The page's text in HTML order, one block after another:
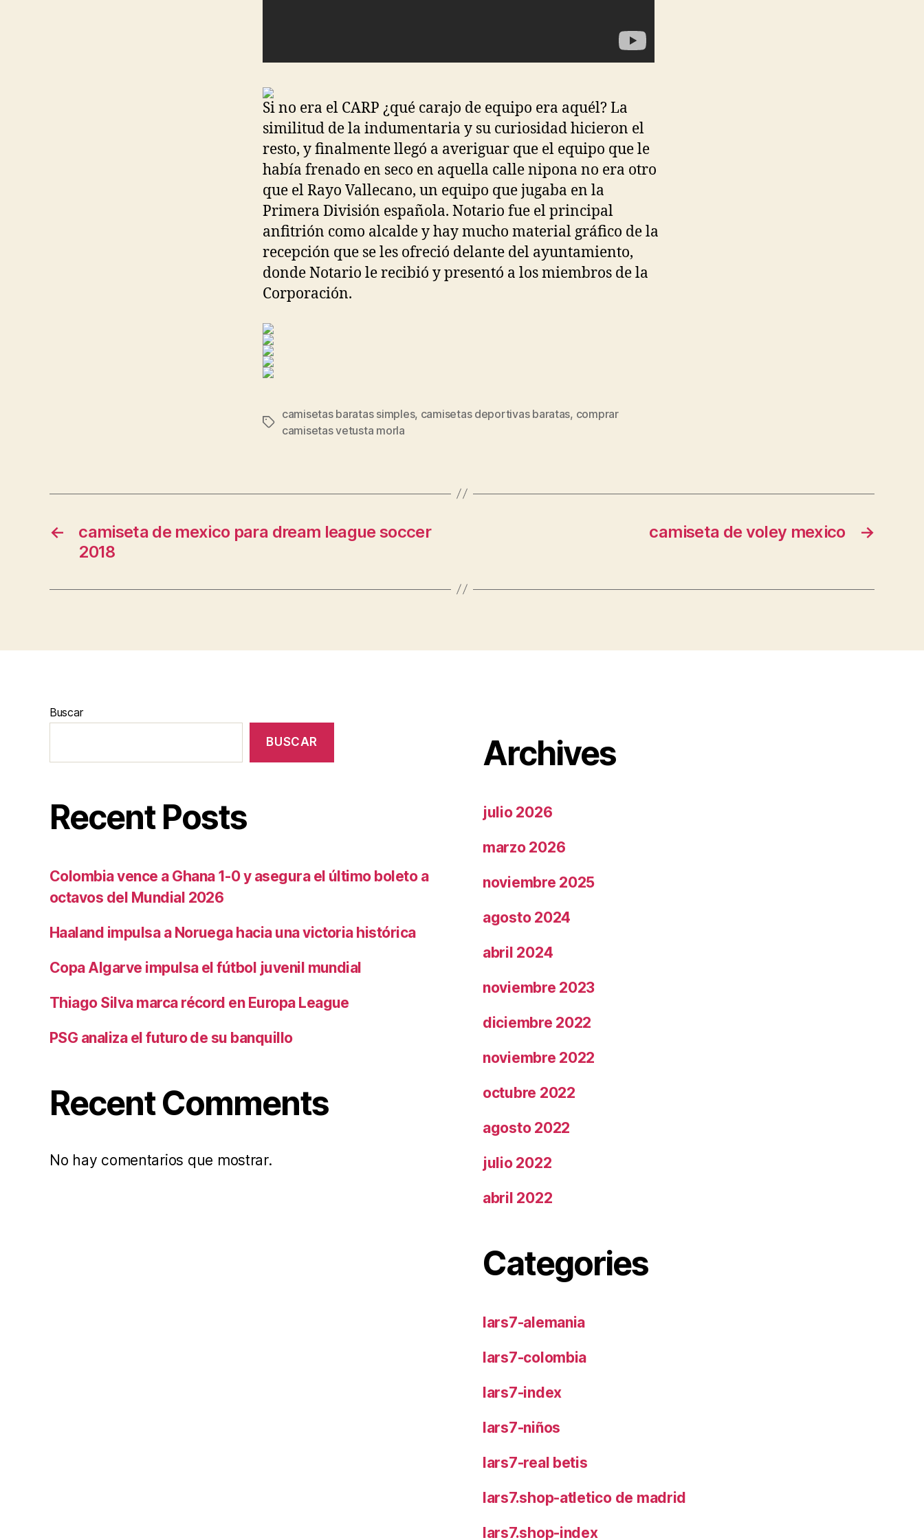
Si no era el CARP ¿qué carajo de equipo era aquél? La
similitud de la indumentaria y su curiosidad hicieron el
resto, y finalmente llegó a averiguar que el equipo que le
había frenado en seco en aquella calle nipona no era otro
que el Rayo Vallecano, un equipo que jugaba en la
Primera División española. Notario fue el principal
anfitrión como alcalde y hay mucho material gráfico de la
recepción que se les ofreció delante del ayuntamiento,
donde Notario le recibió y presentó a los miembros de la
Corporación.
Etiquetas
camisetas baratas simples, camisetas deportivas baratas, comprar
camisetas vetusta morla
←
camiseta de mexico para dream league soccer
2018
→
camiseta de voley mexico
Buscar
BUSCAR
Recent Posts
Colombia vence a Ghana 1-0 y asegura el último boleto a
octavos del Mundial 2026
Haaland impulsa a Noruega hacia una victoria histórica
Copa Algarve impulsa el fútbol juvenil mundial
Thiago Silva marca récord en Europa League
PSG analiza el futuro de su banquillo
Recent Comments
No hay comentarios que mostrar.
Archives
julio 2026
marzo 2026
noviembre 2025
agosto 2024
abril 2024
noviembre 2023
diciembre 2022
noviembre 2022
octubre 2022
agosto 2022
julio 2022
abril 2022
Categories
lars7-alemania
lars7-colombia
lars7-index
lars7-niños
lars7-real betis
lars7.shop-atletico de madrid
lars7.shop-index